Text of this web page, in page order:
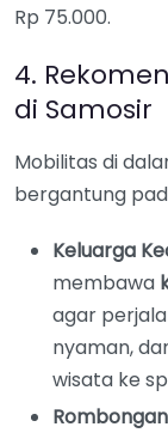
Rp 75.000.
4.
di Samosir
Mobilitas di
bergantung
Keluarga
membawa
agar
nyaman,
wisata ke